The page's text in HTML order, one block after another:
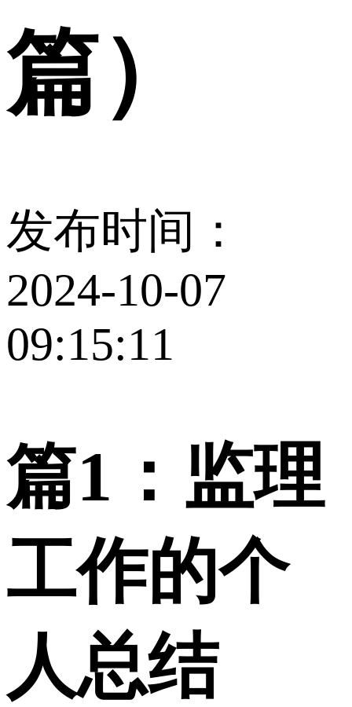
篇）
发布时间：
2024-10-07
09:15:11
篇1：监理
工作的个
人总结